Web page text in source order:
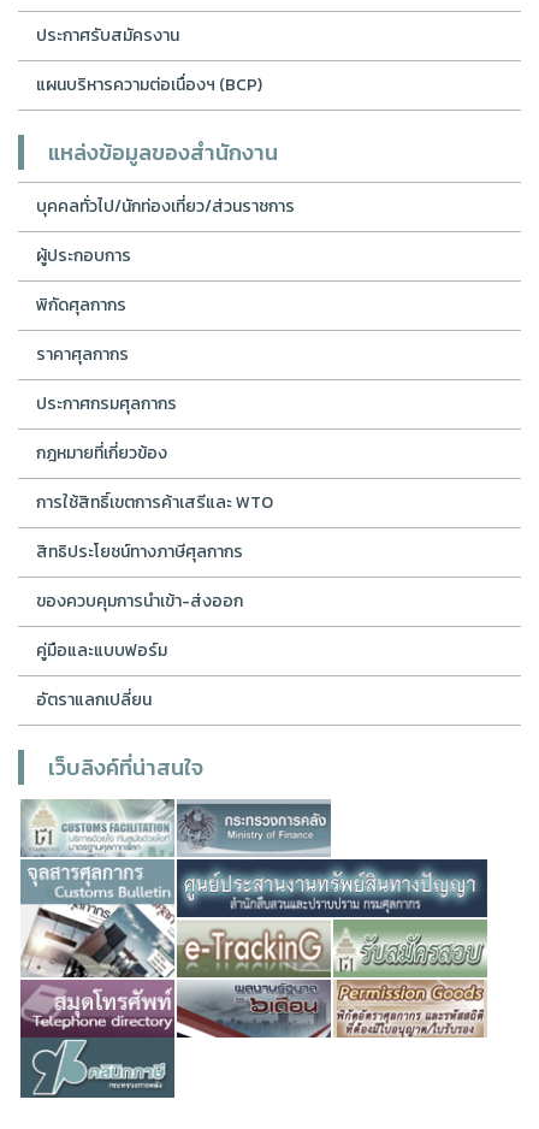
ประกาศรับสมัครงาน
แผนบริหารความต่อเนื่องฯ (BCP)
แหล่งข้อมูลของสำนักงาน
บุคคลทั่วไป/นักท่องเที่ยว/ส่วนราชการ
ผู้ประกอบการ
พิกัดศุลกากร
ราคาศุลกากร
ประกาศกรมศุลกากร
กฎหมายที่เกี่ยวข้อง
การใช้สิทธิ์เขตการค้าเสรีและ WTO
สิทธิประโยชน์ทางภาษีศุลกากร
ของควบคุมการนำเข้า-ส่งออก
คู่มือและแบบฟอร์ม
อัตราแลกเปลี่ยน
เว็บลิงค์ที่น่าสนใจ